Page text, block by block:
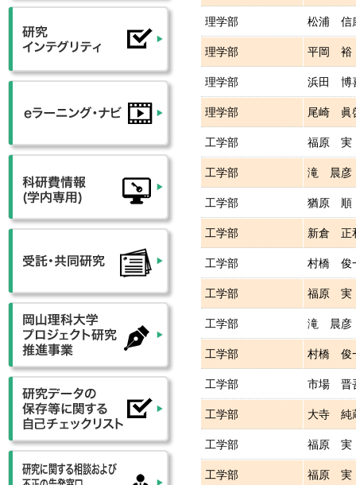
理学部 松浦 信
理学部 平岡 裕
理学部 浜田 博
理学部 尾崎 眞
工学部 福原 実
工学部 滝 晨彦
工学部 猶原 順
工学部 新倉 正
工学部 村橋 俊
工学部 福原 実
工学部 滝 晨彦
工学部 村橋 俊
工学部 市場 晋
工学部 大寺 純
工学部 福原 実
工学部 福原 実